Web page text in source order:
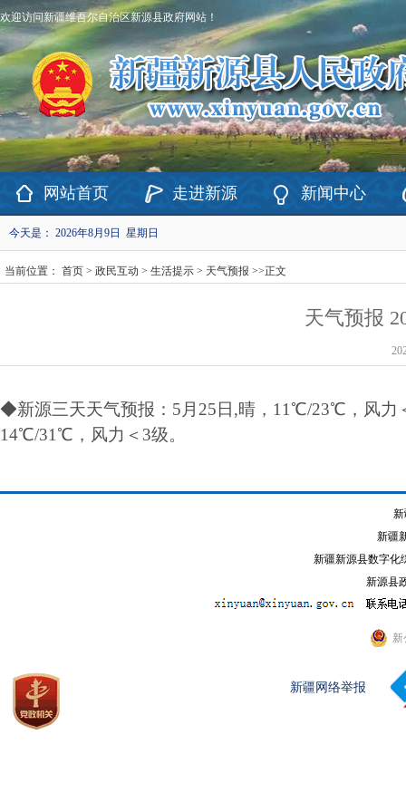
欢迎访问新疆维吾尔自治区新源县政府网站！
网站首页 走进新源 新闻中心
今天是： 2026年8月9日 星期日
当前位置： 首页 > 政民互动 > 生活提示 > 天气预报 >>正文
天气预报
◆新源三天天气预报：5月25日,晴，11℃/23℃， 风力
14℃/31℃，风力 ＜3级。
新疆
新疆新源县数字化
新源县
新
新疆网络举报